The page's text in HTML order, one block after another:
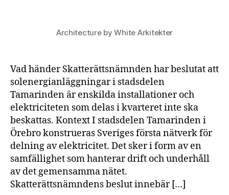
Architecture by White Arkitekter
Vad händer Skatterättsnämnden har beslutat att
solenergianläggningar i stadsdelen
Tamarinden är enskilda installationer och
elektriciteten som delas i kvarteret inte ska
beskattas. Kontext I stadsdelen Tamarinden i
Örebro konstrueras Sveriges första nätverk för
delning av elektricitet. Det sker i form av en
samfällighet som hanterar drift och underhåll
av det gemensamma nätet.
Skatterättsnämndens beslut innebär […]